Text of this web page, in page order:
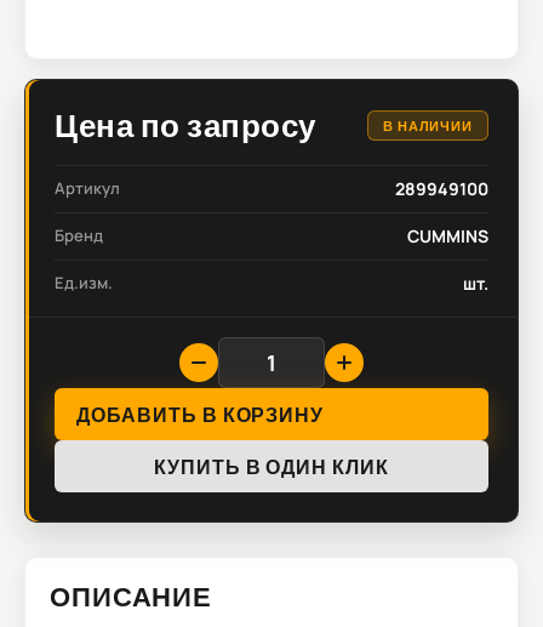
Цена по запросу В НАЛИЧИИ
Артикул 289949100
Бренд CUMMINS
Ед.изм. шт.
ДОБАВИТЬ В КОРЗИНУ
КУПИТЬ В ОДИН КЛИК
ОПИСАНИЕ